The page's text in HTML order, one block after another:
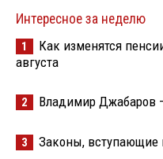
Интересное за неделю
1
Как изменятся
августа
2 Владимир Джабаров
3 Законы, вступающие